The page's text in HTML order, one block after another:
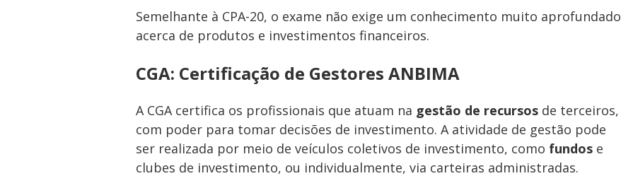
Semelhante à CPA-20, o exame não exige um conhecimento muito aprofundado
acerca de produtos e investimentos financeiros.
CGA: Certificação de Gestores ANBIMA
A CGA certifica os profissionais que atuam na gestão de recursos de terceiros,
com poder para tomar decisões de investimento. A atividade de gestão pode
ser realizada por meio de veículos coletivos de investimento, como fundos e
clubes de investimento, ou individualmente, via carteiras administradas.